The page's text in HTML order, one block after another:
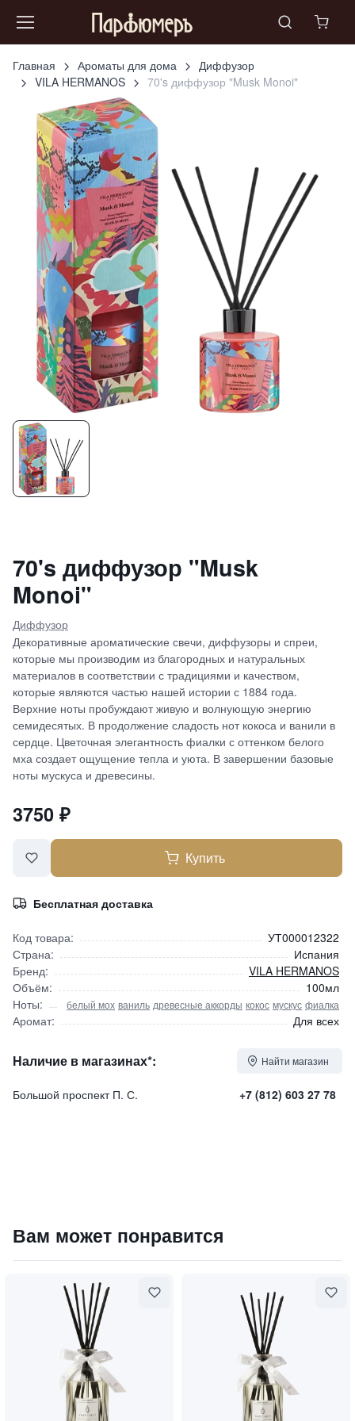
Главная Ароматы для дома
Диффузор
VILA HERMANOS
70's диффузор "Musk Monoi"
70's диффузор "Musk
Monoi"
Диффузор
Декоративные ароматические свечи, диффузоры и спреи,
которые мы производим из благородных и натуральных
материалов в соответствии с традициями и качеством,
которые являются частью нашей истории с 1884 года.
Верхние ноты пробуждают живую и волнующую энергию
семидесятых. В продолжение сладость нот кокоса и ванили в
сердце. Цветочная элегантность фиалки с оттенком белого
мха создает ощущение тепла и уюта. В завершении базовые
ноты мускуса и древесины.
3750 ₽
Купить
Бесплатная доставка
Код товара:
УТ000012322
Страна:
Испания
Бренд:
VILA HERMANOS
Объём:
100мл
Ноты:
белый мох ваниль древесные аккорды кокос мускус фиалка
Аромат: Для всех
Наличие в магазинах*: Найти магазин
Большой проспект П. С. +7 (812) 603 27 78
3750₽9 840 ₽
Вам может понравится